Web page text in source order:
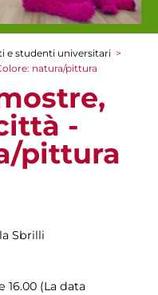
e studenti universitari >
natura/pittura
-
pittura
Sbrilli
16.00 (La data